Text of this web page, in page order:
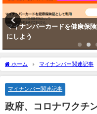
マイナンバーカードを健康保
にしよう
ホーム マイナンバー関連記事
ム
マイナンバー関連記事
政府、コロナワクチ